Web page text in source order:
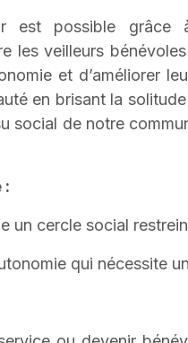
est possible grâce
les veilleurs
et d’améliorer
en brisant la
social de notre
:
un cercle social
qui nécessite